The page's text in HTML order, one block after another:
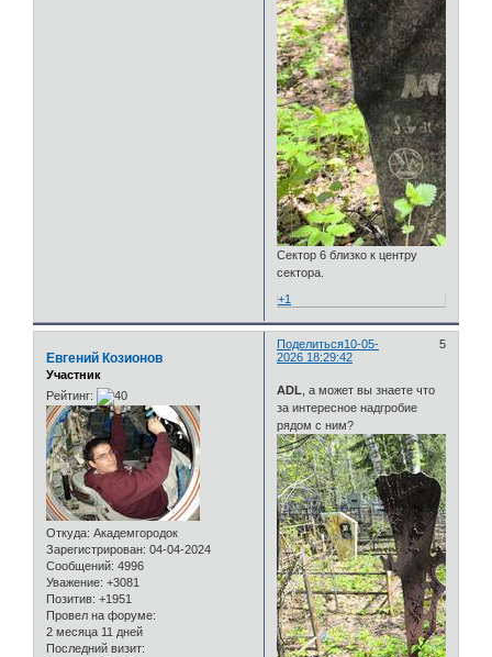
Сектор 6 близко к центру
сектора.
+1
Поделиться 5
10-05-
2026 18:29:42
Евгений Козионов
Участник
Рейтинг:
Откуда: Академгородок
Зарегистрирован: 04-04-2024
Сообщений: 4996
Уважение: +3081
Позитив: +1951
Провел на форуме:
2 месяца 11 дней
Последний визит:
ADL , а может вы знаете что
за интересное надгробие
рядом с ним?